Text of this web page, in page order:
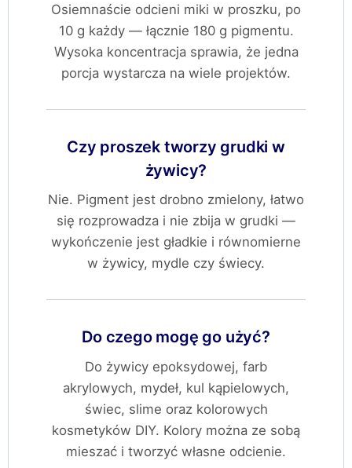
Osiemnaście odcieni miki w proszku, po
10 g każdy — łącznie 180 g pigmentu.
Wysoka koncentracja sprawia, że jedna
porcja wystarcza na wiele projektów.
Czy proszek tworzy grudki w
żywicy?
Nie. Pigment jest drobno zmielony, łatwo
się rozprowadza i nie zbija w grudki —
wykończenie jest gładkie i równomierne
w żywicy, mydle czy świecy.
Do czego mogę go użyć?
Do żywicy epoksydowej, farb
akrylowych, mydeł, kul kąpielowych,
świec, slime oraz kolorowych
kosmetyków DIY. Kolory można ze sobą
mieszać i tworzyć własne odcienie.